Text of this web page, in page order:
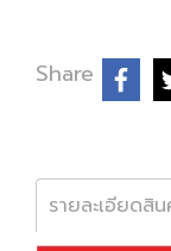
Share
รายละเอียดสิน